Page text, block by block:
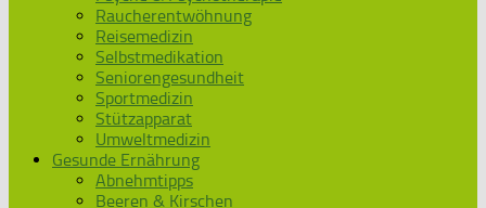
Raucherentwöhnung
Reisemedizin
Selbstmedikation
Seniorengesundheit
Sportmedizin
Stützapparat
Umweltmedizin
Gesunde Ernährung
Abnehmtipps
Beeren & Kirschen